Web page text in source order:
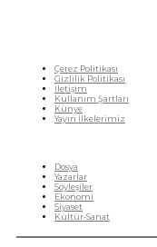
Çerez Politikası
Gizlilik Politikası
İletişim
Kullanım Şartları
Künye
Yayın İlkelerimiz
Dosya
Yazarlar
Söyleşiler
Ekonomi
Siyaset
Kültür-Sanat